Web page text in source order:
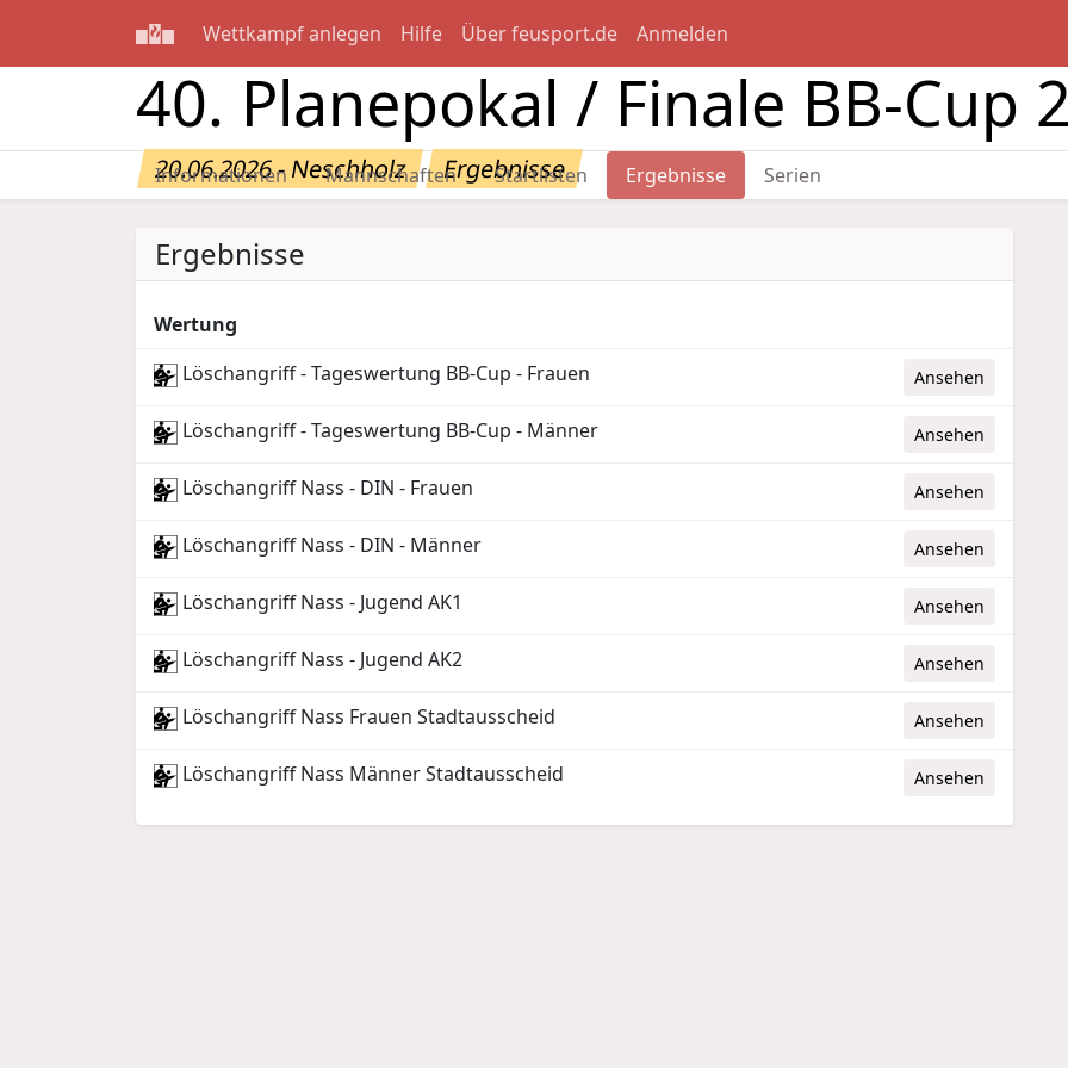
Wettkampf anlegen Hilfe Über feusport.de Anmelden
40. Planepokal / Finale BB-Cup
20.06.2026 - Neschholz Ergebnisse
Informationen Mannschaften Startlisten Ergebnisse Serien
Ergebnisse
Wertung
Löschangriff - Tageswertung BB-Cup - Frauen
Ansehen
Löschangriff - Tageswertung BB-Cup - Männer Ansehen
Löschangriff Nass - DIN - Frauen Ansehen
Löschangriff Nass - DIN - Männer Ansehen
Löschangriff Nass - Jugend AK1 Ansehen
Löschangriff Nass - Jugend AK2 Ansehen
Löschangriff Nass Frauen Stadtausscheid Ansehen
Löschangriff Nass Männer Stadtausscheid Ansehen